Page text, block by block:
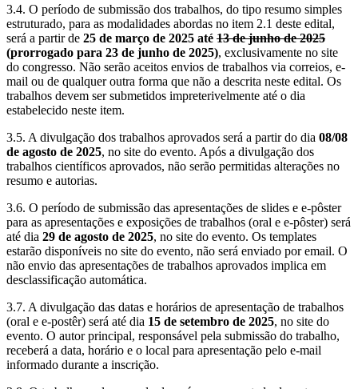
3.4. O período de submissão dos trabalhos, do tipo resumo simples
estruturado, para as modalidades abordas no item 2.1 deste edital,
será a partir de 25 de março de 2025 até 13 de junho de 2025
(prorrogado para 23 de junho de 2025), exclusivamente no site
do congresso. Não serão aceitos envios de trabalhos via correios, e-
mail ou de qualquer outra forma que não a descrita neste edital. Os
trabalhos devem ser submetidos impreterivelmente até o dia
estabelecido neste item.
3.5. A divulgação dos trabalhos aprovados será a partir do dia 08/08
de agosto de 2025, no site do evento. Após a divulgação dos
trabalhos científicos aprovados, não serão permitidas alterações no
resumo e autorias.
3.6. O período de submissão das apresentações de slides e e-pôster
para as apresentações e exposições de trabalhos (oral e e-pôster) será
até dia 29 de agosto de 2025, no site do evento. Os templates
estarão disponíveis no site do evento, não será enviado por email. O
não envio das apresentações de trabalhos aprovados implica em
desclassificação automática.
3.7. A divulgação das datas e horários de apresentação de trabalhos
(oral e e-postêr) será até dia 15 de setembro de 2025, no site do
evento. O autor principal, responsável pela submissão do trabalho,
receberá a data, horário e o local para apresentação pelo e-mail
informado durante a inscrição.